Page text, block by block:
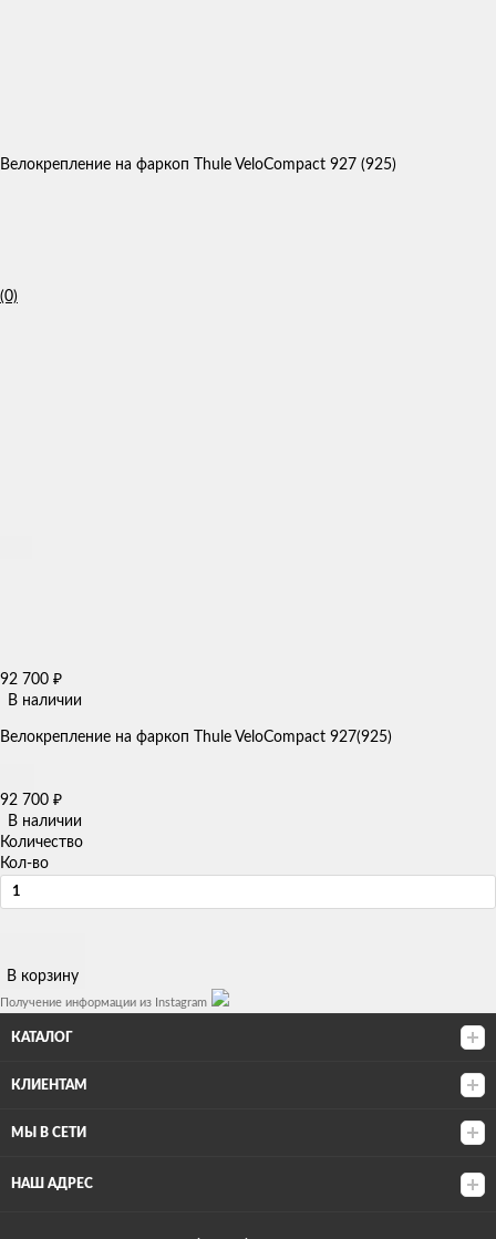
Велокрепление на фаркоп Thule VeloCompact 927 (925)
(0)
92 700 ₽
В наличии
Велокрепление на фаркоп Thule VeloCompact 927(925)
92 700 ₽
В наличии
Количество
Кол-во
В корзину
Получение информации из Instagram
КАТАЛОГ
КЛИЕНТАМ
МЫ В СЕТИ
НАШ АДРЕС